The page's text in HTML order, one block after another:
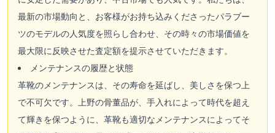
最新の市場動向と、お客様がお持ち込みくださったパラブー
ツのモデルの人気度を照らし合わせ、その時々の市場価値を
最大限に反映させた査定額を提示させていただきます。
メンテナンスの履歴と状態
革靴のメンテナンスは、その寿命を延ばし、美しさを保つ上
で不可欠です。上野の骨董品が、手入れによって時代を超え
て輝きを保つように、革靴も適切なメンテナンスによってそ